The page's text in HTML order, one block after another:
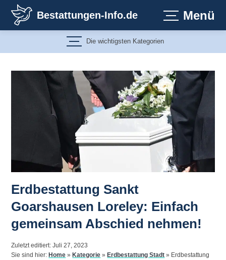
Inhalt
springen
Bestattungen-Info.de Menü
Die wichtigsten Kategorien
Erdbestattung Sankt
Goarshausen Loreley: Einfach
gemeinsam Abschied nehmen!
Zuletzt editiert: Juli 27, 2023
Sie sind hier: Home » Kategorie » Erdbestattung Stadt » Erdbestattung